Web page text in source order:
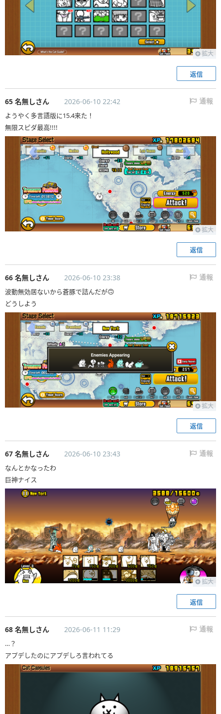
拡大
返信
65 名無しさん 2026-06-10 22:42 通報
ようやく多言語版に15.4来た！
無限スピダ最高!!!!
拡大
返信
66 名無しさん 2026-06-10 23:38 通報
波動無効居ないから蒼豚で詰んだが🙃
どうしよう
拡大
返信
67 名無しさん 2026-06-10 23:43 通報
なんとかなったわ
巨神ナイス
拡大
返信
68 名無しさん 2026-06-11 11:29 通報
…？
アプデしたのにアプデしろ言われてる